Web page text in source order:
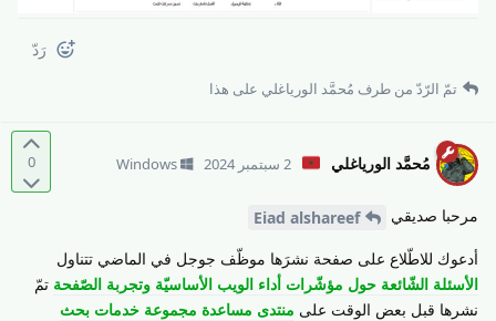
رَدّ
تمّ الرّدّ من طرف مُحمَّد الورياغلي على هذا
0 مُحمَّد الورياغلي 2 سبتمبر 2024 Windows
مرحبا صديقي
Eiad alshareef
أدعوك للاطّلاع على صفحة نشرَها موظّف جوجل في الماضي تتناول
الأسئلة الشّائعة حول مؤشّرات أداء الويب الأساسيّة وتجربة الصّفحة تمّ
نشرها قبل بعض الوقت على منتدى مساعدة مجموعة خدمات بحث